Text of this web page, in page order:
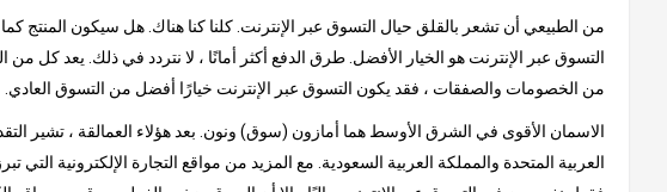
من الطبيعي أن تشعر بالقلق حيال التسوق عبر الإنترنت. كلنا كنا هناك. هل سيكون
التسوق عبر الإنترنت هو الخيار الأفضل. طرق الدفع أكثر أمانًا ، لا نتردد في ذلك. يعد كل من
من الخصومات والصفقات ، فقد يكون التسوق عبر الإنترنت خيارًا أفضل من التسوق العادي.
الاسمان الأقوى في الشرق الأوسط هما أمازون (سوق) ونون. بعد هؤلاء العمالقة ، تشير
العربية المتحدة والمملكة العربية السعودية. مع المزيد من مواقع التجارة الإلكترونية